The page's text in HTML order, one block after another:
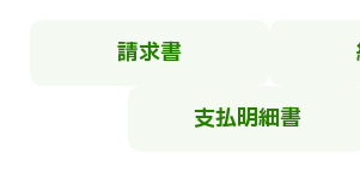
請求書
支払明細書